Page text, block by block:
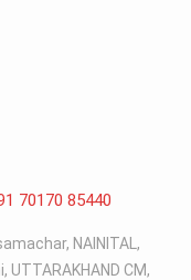
70170 85440
, NAINITAL ,
, UTTARAKHAND CM,